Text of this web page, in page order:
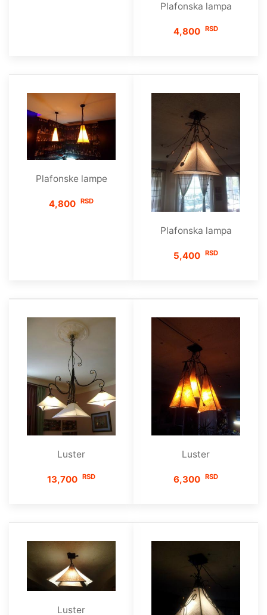
Plafonska lampa
4,800 RSD
Plafonske lampe
4,800 RSD
Plafonska lampa
5,400 RSD
Luster
13,700 RSD
Luster
6,300 RSD
Luster